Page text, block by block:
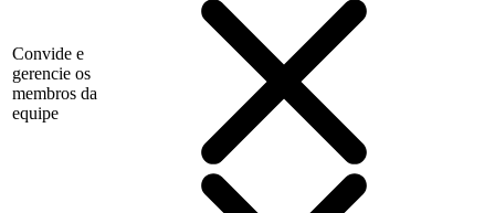
Convide e
gerencie os
membros da
equipe